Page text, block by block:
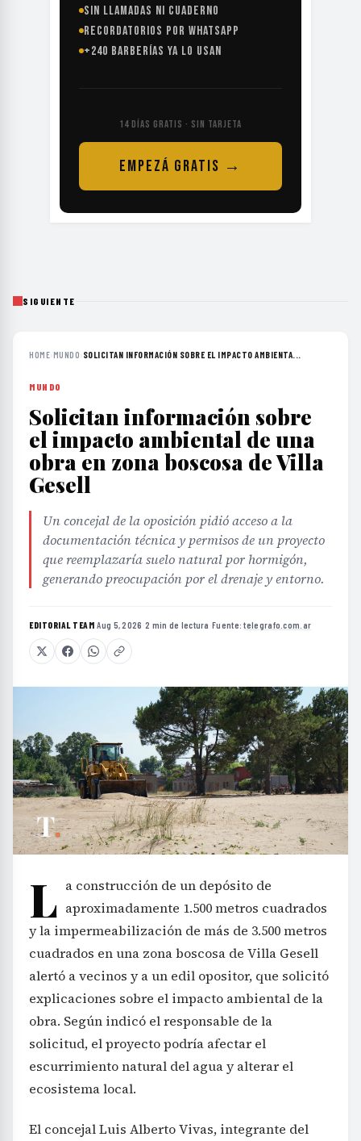
SIN LLAMADAS NI CUADERNO
RECORDATORIOS POR WHATSAPP
+240 BARBERÍAS YA LO USAN
14 DÍAS GRATIS · SIN TARJETA
EMPEZÁ GRATIS →
SIGUIENTE
HOME›MUNDO› SOLICITAN INFORMACIÓN SOBRE EL IMPACTO AMBIENTA...
MUNDO
Solicitan información sobre
el impacto ambiental de una
obra en zona boscosa de Villa
Gesell
Un concejal de la oposición pidió acceso a la
documentación técnica y permisos de un proyecto
que reemplazaría suelo natural por hormigón,
generando preocupación por el drenaje y entorno.
EDITORIAL TEAM·Aug 5, 2026 ·2 min de lectura ·Fuente:telegrafo.com.ar
L a construcción de un depósito de
aproximadamente 1.500 metros cuadrados
y la impermeabilización de más de 3.500 metros
cuadrados en una zona boscosa de Villa Gesell
alertó a vecinos y a un edil opositor, que solicitó
explicaciones sobre el impacto ambiental de la
obra. Según indicó el responsable de la
solicitud, el proyecto podría afectar el
escurrimiento natural del agua y alterar el
ecosistema local.
El concejal Luis Alberto Vivas, integrante del